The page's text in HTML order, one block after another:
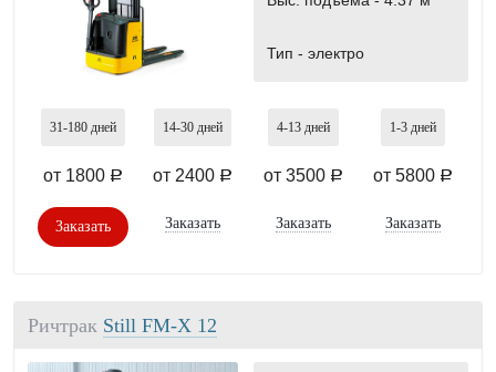
Тип - электро
31-180 дней
от 1800 a
Заказать
14-30 дней
от 2400 a
Заказать
4-13 дней
от 3500 a
Заказать
1-3 дней
от 5800 a
Заказать
Ричтрак Still FM-X 12